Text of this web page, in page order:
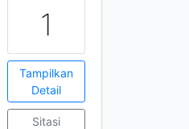
1
Tampilkan
Detail
Sitasi